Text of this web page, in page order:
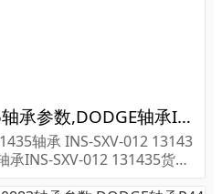
INS-SXV-012 131435轴承参数,DODGE轴承INS-SXV-012 131435重量
轴承 INS-SXV-012 13143
承INS-SXV-012 131435货期